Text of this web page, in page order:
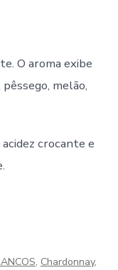
O aroma exibe
melão,
crocante e
, Chardonnay,